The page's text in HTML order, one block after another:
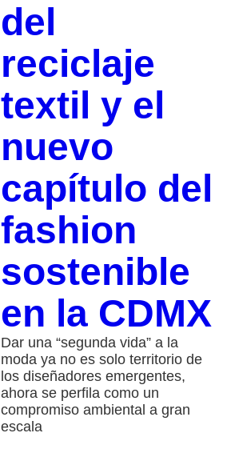
del
reciclaje
textil y el
nuevo
capítulo del
fashion
sostenible
en la CDMX
Dar una “segunda vida” a la
moda ya no es solo territorio de
los diseñadores emergentes,
ahora se perfila como un
compromiso ambiental a gran
escala